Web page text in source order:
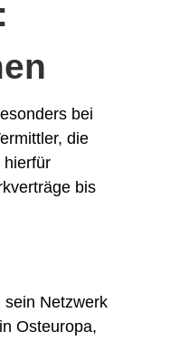
bei
die
hierfür
bis
sein Netzwerk
Osteuropa,